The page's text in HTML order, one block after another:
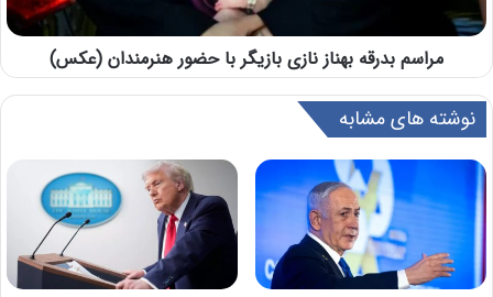
مراسم بدرقه بهناز نازی بازیگر با حضور هنرمندان (عکس)
نوشته های مشابه